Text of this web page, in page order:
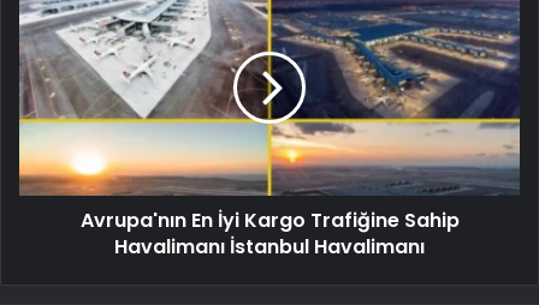
Avrupa'nın En İyi Kargo Trafiğine Sahip
Havalimanı İstanbul Havalimanı